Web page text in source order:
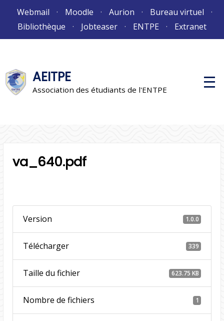
Webmail Moodle Aurion
Bureau virtuel
Bibliothèque
Jobteaser ENTPE Extranet
AEITPE
Association des étudiants de l'ENTPE
M
e
va_640.pdf
Version 1.0.0
Télécharger 339
Taille du fichier 623.75 KB
Nombre de fichiers 1